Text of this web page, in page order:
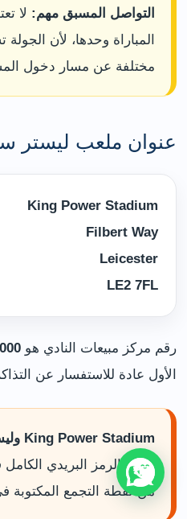
التواصل المسبق مهم: لا
المباراة وحدها، لأن
مختلفة عن مسار دخول
عنوان ملعب ليستر
King Power Stadium
Filbert Way
Leicester
LE2 7FL
رقم مركز مبيعات النادي هو
الأول عادة للاستفسار عن
King Power Stadium وليس King Power Centre:
أدخل الرمز البريدي
من نقطة التجمع المكتوبة